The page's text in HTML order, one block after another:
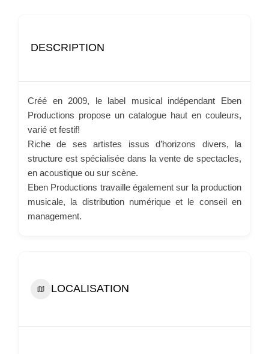
DESCRIPTION
Créé en 2009, le label musical indépendant Eben
Productions propose un catalogue haut en couleurs,
varié et festif!
Riche de ses artistes issus d’horizons divers, la
structure est spécialisée dans la vente de spectacles,
en acoustique ou sur scène.
Eben Productions travaille également sur la production
musicale, la distribution numérique et le conseil en
management.
LOCALISATION